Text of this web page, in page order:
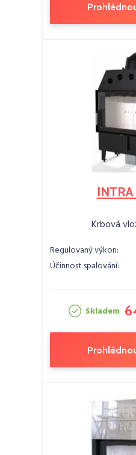
Krbová
Regulovaný výkon:
Účinnost spalování:
Skladem